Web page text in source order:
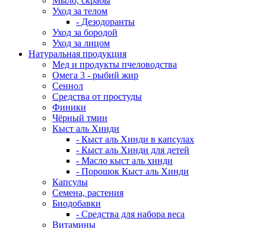
Уход за телом
- Дезодоранты
Уход за бородой
Уход за лицом
Натуральная продукция
Мед и продукты пчеловодства
Омега 3 - рыбий жир
Сеннол
Средства от простуды
Финики
Чёрный тмин
Кыст аль Хинди
- Кыст аль Хинди в капсулах
- Кыст аль Хинди для детей
- Масло кыст аль хинди
- Порошок Кыст аль Хинди
Капсулы
Семена, растения
Биодобавки
- Средства для набора веса
Витамины